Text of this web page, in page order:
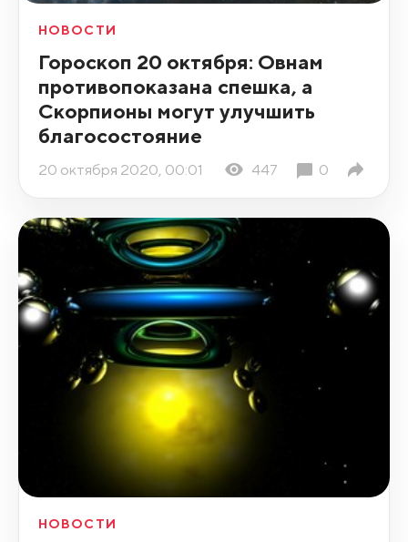
НОВОСТИ
Гороскоп 20 октября: Овнам
противопоказана спешка, а
Скорпионы могут улучшить
благосостояние
20 октября 2020, 00:01 447 0
НОВОСТИ